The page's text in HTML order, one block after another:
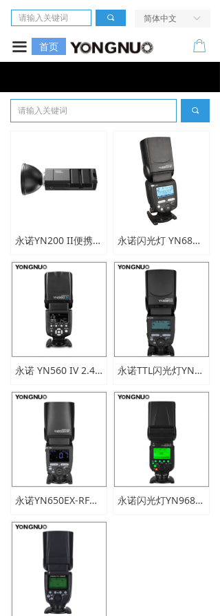
끀
首页
相机
LED摄像灯
无线引闪系统
服务与支持
活动中心
新闻中心
下载与支持
ꂆ
首页
끠 ꀅ
简体中文
永诺YN200 II便携式TTL高速闪光灯 永诺闪光灯 YN685EX-RF for S
永诺 YN560 IV 2.4GHz机顶闪光灯外拍灯（负显屏） 永诺TTL闪光灯YN685 II for C
永诺YN650EX-RF闪光灯 永诺闪光灯YN968N II
끠